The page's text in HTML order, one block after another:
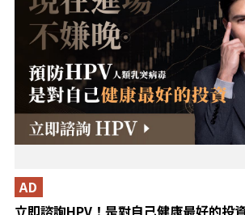
立即諮詢HPV！是對自己健康最好的投
AD